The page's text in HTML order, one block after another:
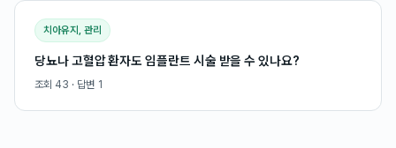
치아유지, 관리
당뇨나 고혈압 환자도 임플란트 시술 받을 수 있나요?
조회 43 · 답변 1